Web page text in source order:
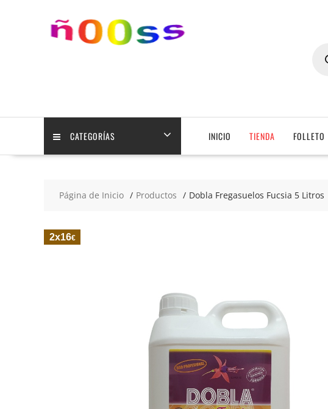
CATEGORÍAS INICIO TIENDA FOLLETO
Página de Inicio Productos Dobla Fregasuelos Fucsia 5 Litros
2x16€